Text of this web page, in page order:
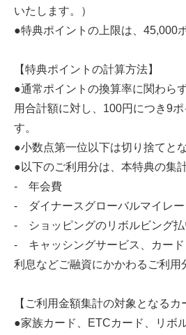
いたします。）
●特典ポイントの上限は、45,000
【特典ポイントの計算方法】
●通常ポイントの換算率に関わら
用合計額に対し、100円につき9
す。
●小数点第一位以下は切り捨てと
●以下のご利用分は、本特典の集
- 年会費
- ダイナースグローバルマイレー
- ショッピングのリボルビング払
- キャッシングサービス、カード
利息などご融資にかかわるご利用
【ご利用金額集計の対象となるカ
●家族カード、ETCカード、リボ